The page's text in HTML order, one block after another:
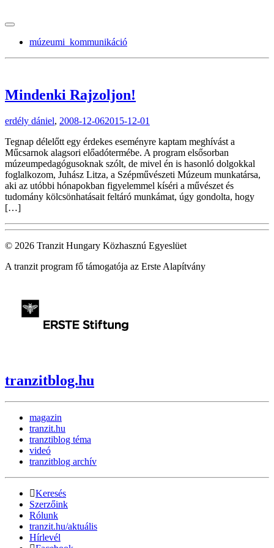
múzeumi_kommunikáció
Mindenki Rajzoljon!
erdély dániel, 2008-12-062015-12-01
Tegnap délelőtt egy érdekes eseményre kaptam meghívást a
Műcsarnok alagsori előadótermébe. A program elsősorban
múzeumpedagógusoknak szólt, de mivel én is hasonló dolgokkal
foglalkozom, Juhász Litza, a Szépművészeti Múzeum munkatársa,
aki az utóbbi hónapokban figyelemmel kíséri a művészet és
tudomány kölcsönhatásait feltáró munkámat, úgy gondolta, hogy
[…]
© 2026 Tranzit Hungary Közhasznú Egyeslüet
A tranzit program fő támogatója az Erste Alapítvány
tranzitblog.hu
magazin
tranzit.hu
tranztiblog téma
videó
tranzitblog archív
Keresés
Szerzőink
Rólunk
tranzit.hu/aktuális
Hírlevél